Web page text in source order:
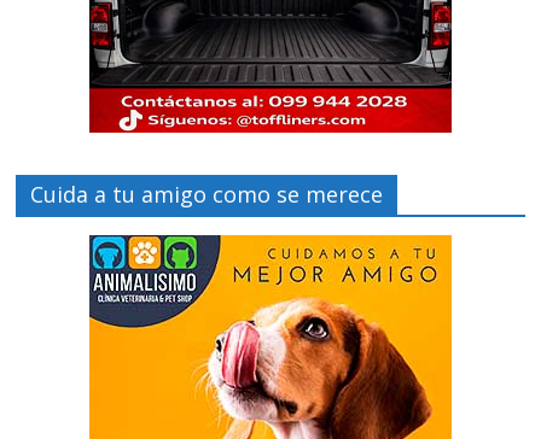
Cuida a tu amigo como se merece